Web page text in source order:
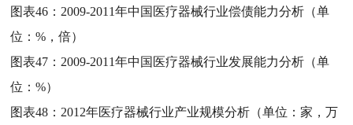
图表46： 2009-2011年中国医疗器械行业偿债能力分析（单
位：%，倍）
图表47： 2009-2011年中国医疗器械行业发展能力分析（单
位：%）
图表48： 2012年医疗器械行业产业规模分析（单位：家，万